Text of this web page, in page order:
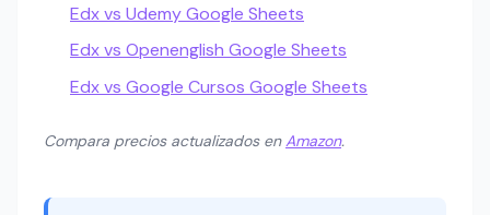
Edx vs Udemy Google Sheets
Edx vs Openenglish Google Sheets
Edx vs Google Cursos Google Sheets
Compara precios actualizados en Amazon.